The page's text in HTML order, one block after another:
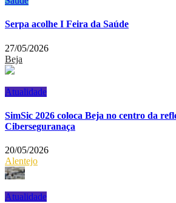
Serpa acolhe I Feira da Saúde
27/05/2026
Beja
Atualidade
SimSic 2026 coloca Beja no centro da
Ciberseguranaça
20/05/2026
Alentejo
Atualidade